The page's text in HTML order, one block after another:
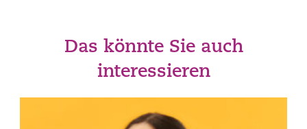
Das könnte Sie auch
interessieren